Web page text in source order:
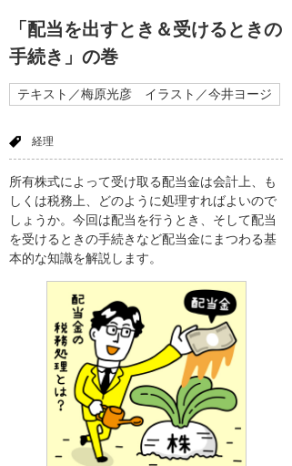
「配当を出すとき＆受けるときの
手続き」の巻
テキスト／梅原光彦 イラスト／今井ヨージ
経理
所有株式によって受け取る配当金は会計上、も
しくは税務上、どのように処理すればよいので
しょうか。今回は配当を行うとき、そして配当
を受けるときの手続きなど配当金にまつわる基
本的な知識を解説します。